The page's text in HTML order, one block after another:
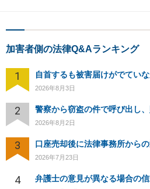
加害者側の法律Q&Aランキング
1 自首するも被害届けがでてい
2026年8月3日
2 警察から窃盗の件で呼び出し
2026年8月2日
3
2026年7月23日
4